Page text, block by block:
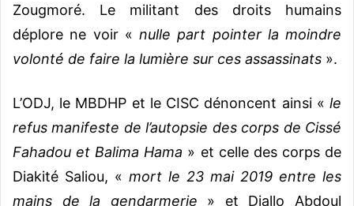
Zougmoré. Le militant des droits humains
déplore ne voir « nulle part pointer la moindre
volonté de faire la lumière sur ces assassinats ».
L’ODJ, le MBDHP et le CISC dénoncent ainsi « le
refus manifeste de l’autopsie des corps de Cissé
Fahadou et Balima Hama » et celle des corps de
Diakité Saliou, « mort le 23 mai 2019 entre les
mains de la gendarmerie » et Diallo Abdoul